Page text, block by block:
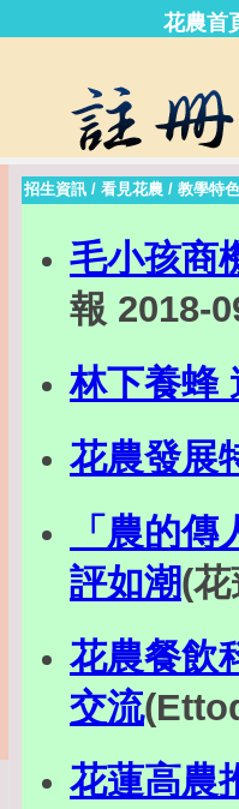
花農首
招生資訊 / 看見花農 / 教學特色
毛小孩商
報 2018-
林下養蜂
花農發展
「農的
評如潮(
花農餐飲
交流
花蓮高農